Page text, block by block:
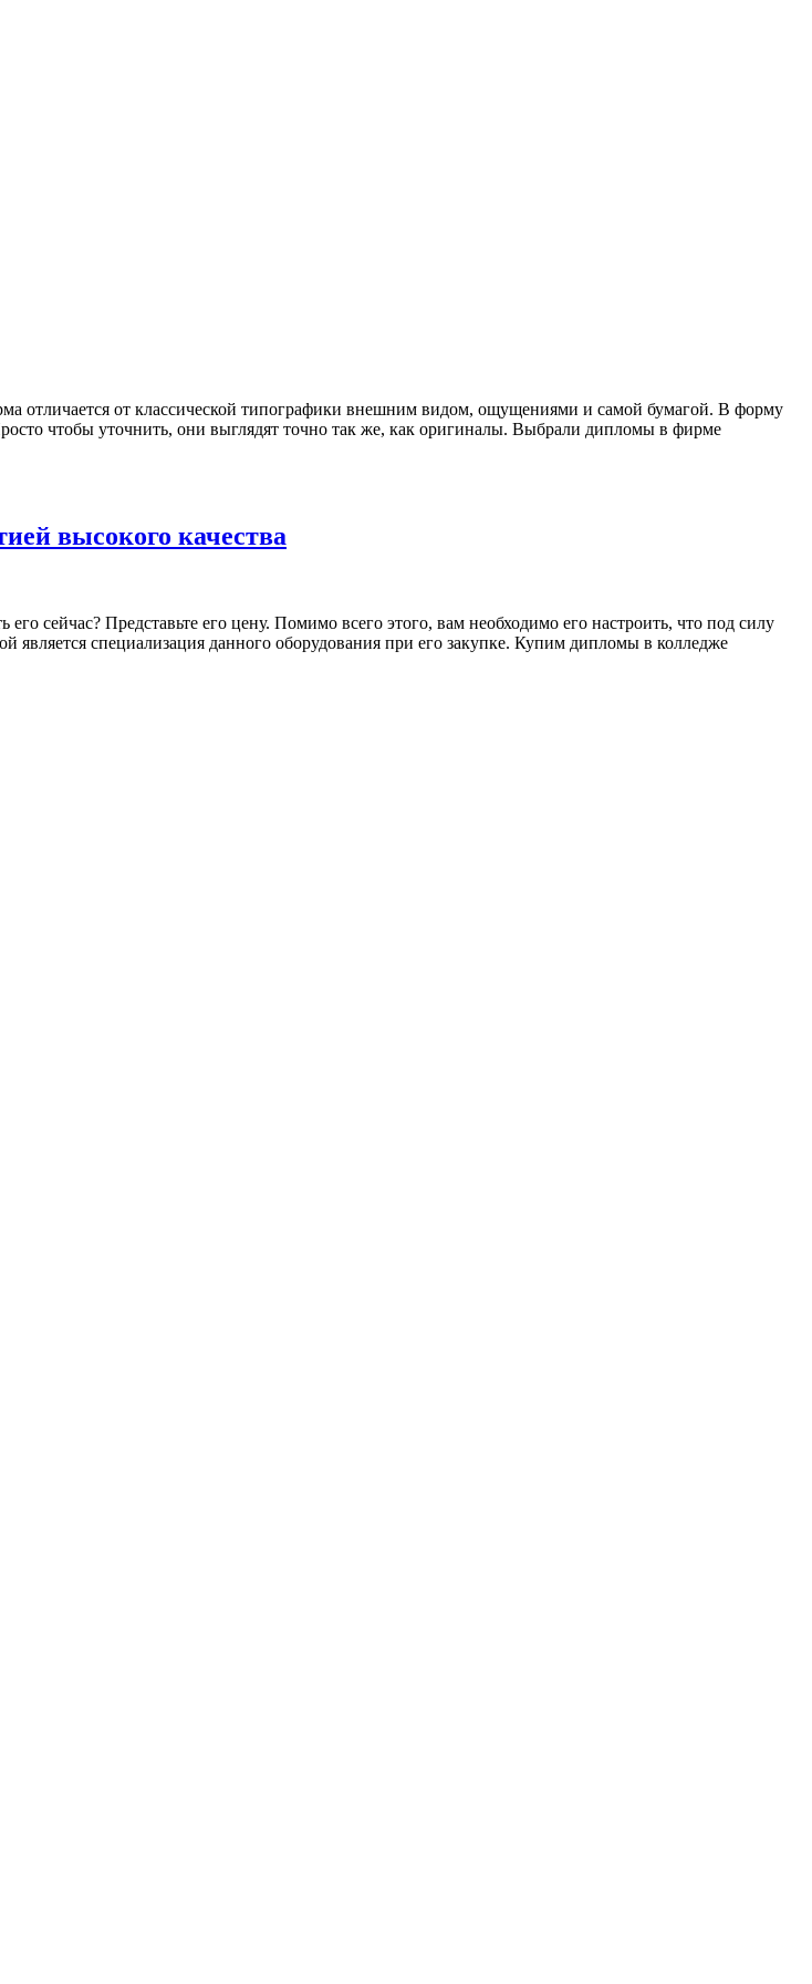
от классической типографики внешним видом, ощущениями и самой бумагой. В форму
чтобы уточнить, они выглядят точно так же, как оригиналы. Выбрали дипломы в фирме
высокого качества
сейчас? Представьте его цену. Помимо всего этого, вам необходимо его настроить, что под силу
является специализация данного оборудования при его закупке. Купим дипломы в колледже